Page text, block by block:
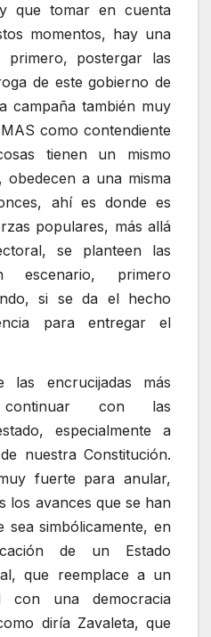
que tomar en cuenta
momentos, hay una
primero, postergar las
de este gobierno de
campaña también muy
como contendiente
tienen un mismo
a una misma
ahí es donde es
populares, más allá
se planteen las
escenario, primero
si se da el hecho
para entregar el
las encrucijadas más
con las
especialmente a
nuestra Constitución.
fuerte para anular,
los avances que se han
sea simbólicamente, en
de un Estado
que reemplace a un
con una democracia
diría Zavaleta, que